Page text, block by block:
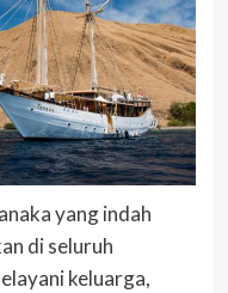
yang indah
di seluruh
keluarga,